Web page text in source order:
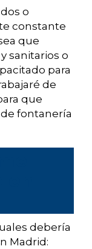
o
constante
que
sanitarios o
para
de
que
fontanería
debería
Madrid: